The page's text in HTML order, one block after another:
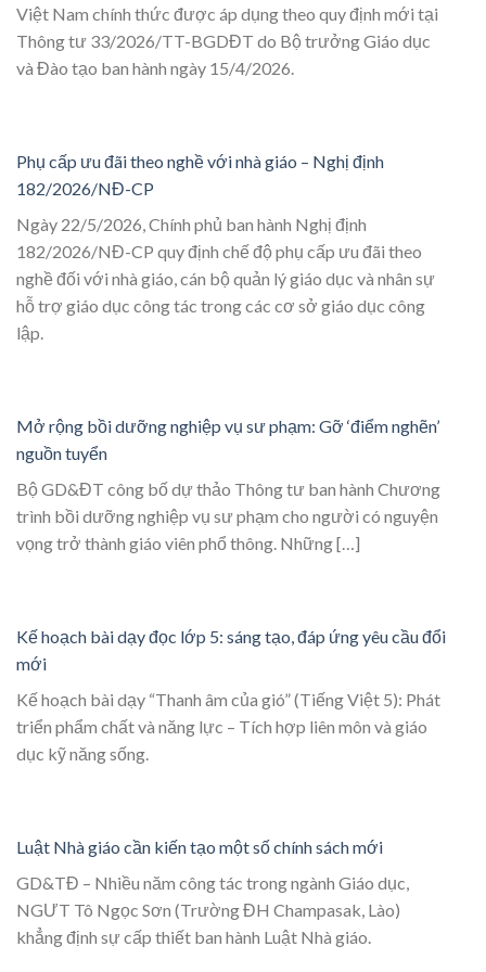
Việt Nam chính thức được áp dụng theo quy định mới tại
Thông tư 33/2026/TT-BGDĐT do Bộ trưởng Giáo dục
và Đào tạo ban hành ngày 15/4/2026.
Phụ cấp ưu đãi theo nghề với nhà giáo – Nghị định
182/2026/NĐ-CP
Ngày 22/5/2026, Chính phủ ban hành Nghị định
182/2026/NĐ-CP quy định chế độ phụ cấp ưu đãi theo
nghề đối với nhà giáo, cán bộ quản lý giáo dục và nhân sự
hỗ trợ giáo dục công tác trong các cơ sở giáo dục công
lập.
Mở rộng bồi dưỡng nghiệp vụ sư phạm: Gỡ ‘điểm nghẽn’
nguồn tuyển
Bộ GD&ĐT công bố dự thảo Thông tư ban hành Chương
trình bồi dưỡng nghiệp vụ sư phạm cho người có nguyện
vọng trở thành giáo viên phổ thông. Những […]
Kế hoạch bài dạy đọc lớp 5: sáng tạo, đáp ứng yêu cầu đổi
mới
Kế hoạch bài dạy “Thanh âm của gió” (Tiếng Việt 5): Phát
triển phẩm chất và năng lực – Tích hợp liên môn và giáo
dục kỹ năng sống.
Luật Nhà giáo cần kiến tạo một số chính sách mới
GD&TĐ – Nhiều năm công tác trong ngành Giáo dục,
NGƯT Tô Ngọc Sơn (Trường ĐH Champasak, Lào)
khẳng định sự cấp thiết ban hành Luật Nhà giáo.